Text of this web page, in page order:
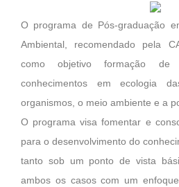
O programa de Pós-graduação
Ambiental, recomendado pela
como objetivo formação de
conhecimentos em ecologia
organismos, o meio ambiente e a
O programa visa fomentar e
para o desenvolvimento do
tanto sob um ponto de vista
ambos os casos com um